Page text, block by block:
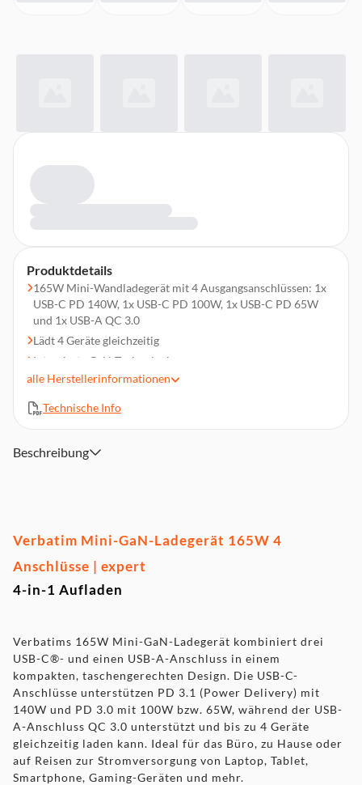
Produktdetails
165W Mini-Wandladegerät mit 4 Ausgangsanschlüssen: 1x
USB-C PD 140W, 1x USB-C PD 100W, 1x USB-C PD 65W
und 1x USB-A QC 3.0
Lädt 4 Geräte gleichzeitig
Integrierte GaN-Technologie
Unterstützt superschnelles Laden mit USB Power Delivery
Programmierbare Stromversorgungs-Technologie (PPS)
liefert die richtige Strommenge für die ideale Ladung
Multistecker-Adapter für UK und EU im Lieferumfang
Mit vier Sicherheitssystemen, einschließlich
Überstromschutz, Überspannungsschutz, Kurzschlussschutz
alle Herstellerinformationen
Technische Info
Beschreibung
Verbatim Mini-GaN-Ladegerät 165W 4
Anschlüsse | expert
4-in-1 Aufladen
Verbatims 165W Mini-GaN-Ladegerät kombiniert drei
USB-C®- und einen USB-A-Anschluss in einem
kompakten, taschengerechten Design. Die USB-C-
Anschlüsse unterstützen PD 3.1 (Power Delivery) mit
140W und PD 3.0 mit 100W bzw. 65W, während der USB-
A-Anschluss QC 3.0 unterstützt und bis zu 4 Geräte
gleichzeitig laden kann. Ideal für das Büro, zu Hause oder
auf Reisen zur Stromversorgung von Laptop, Tablet,
Smartphone, Gaming-Geräten und mehr.